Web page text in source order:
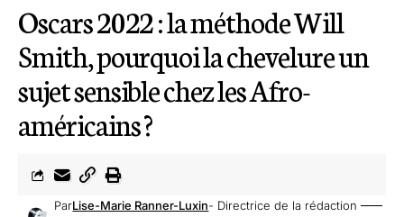
Oscars 2022 : la méthode Will
Smith, pourquoi la chevelure un
sujet sensible chez les Afro-
américains ?
ParLise-Marie Ranner-Luxin- Directrice de la rédaction